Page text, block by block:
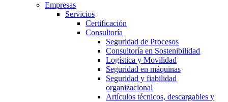
Empresas
Servicios
Certificación
Consultoría
Seguridad de Procesos
Consultoría en Sostenibilidad
Logística y Movilidad
Seguridad en máquinas
Seguridad y fiabilidad
organizacional
Artículos técnicos, descargables y